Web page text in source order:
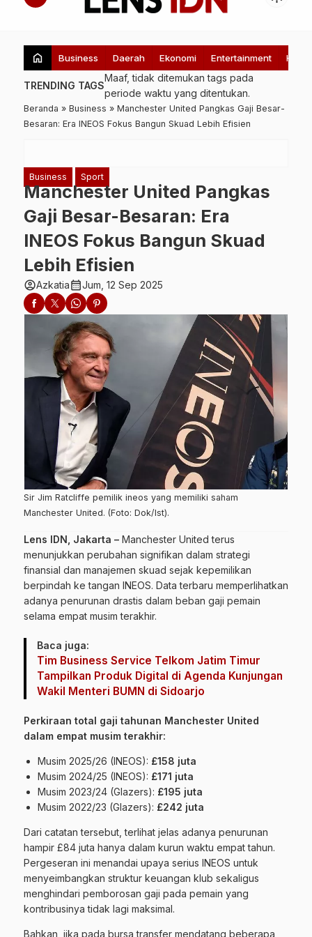
home Business Daerah Ekonomi Entertainment
TRENDING TAGS
Maaf, tidak ditemukan tags pada
periode waktu yang ditentukan.
Beranda » Business » Manchester United Pangkas Gaji Besar-
Besaran: Era INEOS Fokus Bangun Skuad Lebih Efisien
Business Sport
Manchester United Pangkas
Gaji Besar-Besaran: Era
INEOS Fokus Bangun Skuad
Lebih Efisien
account_circleAzkatiacalendar_monthJum, 12 Sep 2025
Sir Jim Ratcliffe pemilik ineos yang memiliki saham
Manchester United. (Foto: Dok/Ist).
Lens IDN, Jakarta – Manchester United terus
menunjukkan perubahan signifikan dalam strategi
finansial dan manajemen skuad sejak kepemilikan
berpindah ke tangan INEOS. Data terbaru memperlihatkan
adanya penurunan drastis dalam beban gaji pemain
selama empat musim terakhir.
Baca juga:
Tim Business Service Telkom Jatim Timur
Tampilkan Produk Digital di Agenda Kunjungan
Wakil Menteri BUMN di Sidoarjo
Perkiraan total gaji tahunan Manchester United
dalam empat musim terakhir:
Musim 2025/26 (INEOS): £158 juta
Musim 2024/25 (INEOS): £171 juta
Musim 2023/24 (Glazers): £195 juta
Musim 2022/23 (Glazers): £242 juta
Dari catatan tersebut, terlihat jelas adanya penurunan
hampir £84 juta hanya dalam kurun waktu empat tahun.
Pergeseran ini menandai upaya serius INEOS untuk
menyeimbangkan struktur keuangan klub sekaligus
menghindari pemborosan gaji pada pemain yang
kontribusinya tidak lagi maksimal.
Bahkan, jika pada bursa transfer mendatang beberapa